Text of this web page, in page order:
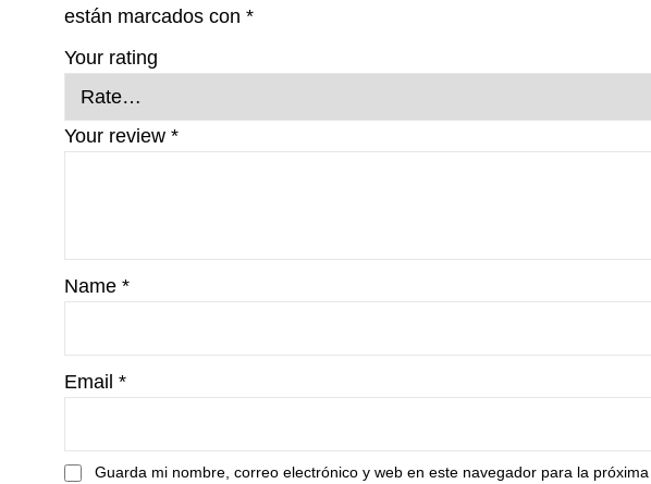
están marcados con *
Your rating
Your review *
Name *
Email *
Guarda mi nombre, correo electrónico y web en este navegador para la próxima